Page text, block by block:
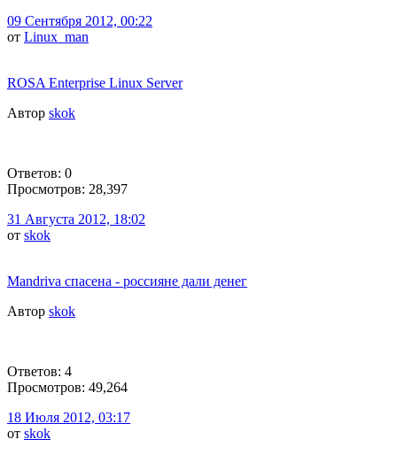
09 Сентября 2012, 00:22
от Linux_man
ROSA Enterprise Linux Server
Автор skok
Ответов: 0
Просмотров: 28,397
31 Августа 2012, 18:02
от skok
Mandriva спасена - россияне дали денег
Автор skok
Ответов: 4
Просмотров: 49,264
18 Июля 2012, 03:17
от skok